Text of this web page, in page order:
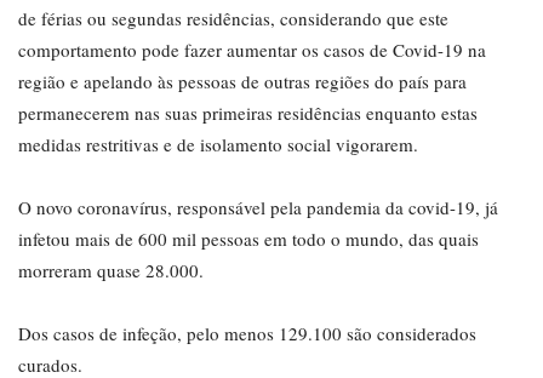
de férias ou segundas residências, considerando que este
comportamento pode fazer aumentar os casos de Covid-19 na
região e apelando às pessoas de outras regiões do país para
permanecerem nas suas primeiras residências enquanto estas
medidas restritivas e de isolamento social vigorarem.
O novo coronavírus, responsável pela pandemia da covid-19, já
infetou mais de 600 mil pessoas em todo o mundo, das quais
morreram quase 28.000.
Dos casos de infeção, pelo menos 129.100 são considerados
curados.